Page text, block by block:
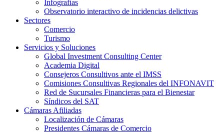
Infografías
Observatorio interactivo de incidencias delictivas
Sectores
Comercio
Turismo
Servicios y Soluciones
Global Investment Consulting Center
Academia Digital
Consejeros Consultivos ante el IMSS
Comisiones Consultivas Regionales del INFONAVIT
Red de Sucursales Financieras para el Bienestar
Síndicos del SAT
Cámaras Afiliadas
Localización de Cámaras
Presidentes Cámaras de Comercio